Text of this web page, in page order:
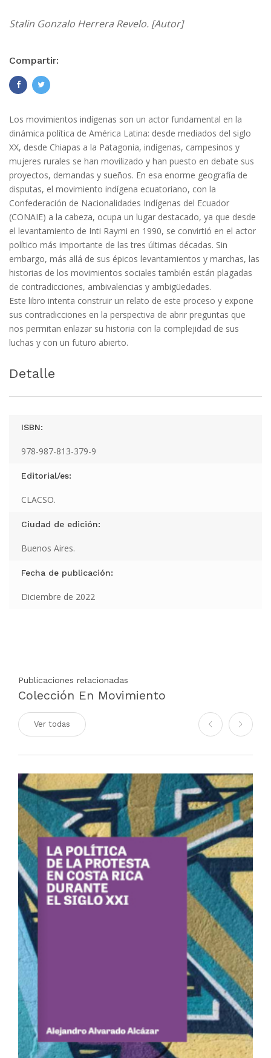
Stalin Gonzalo Herrera Revelo. [Autor]
Compartir:
Los movimientos indígenas son un actor fundamental en la
dinámica política de América Latina: desde mediados del siglo
XX, desde Chiapas a la Patagonia, indígenas, campesinos y
mujeres rurales se han movilizado y han puesto en debate sus
proyectos, demandas y sueños. En esa enorme geografía de
disputas, el movimiento indígena ecuatoriano, con la
Confederación de Nacionalidades Indígenas del Ecuador
(CONAIE) a la cabeza, ocupa un lugar destacado, ya que desde
el levantamiento de Inti Raymi en 1990, se convirtió en el actor
político más importante de las tres últimas décadas. Sin
embargo, más allá de sus épicos levantamientos y marchas, las
historias de los movimientos sociales también están plagadas
de contradicciones, ambivalencias y ambigüedades.
Este libro intenta construir un relato de este proceso y expone
sus contradicciones en la perspectiva de abrir preguntas que
nos permitan enlazar su historia con la complejidad de sus
luchas y con un futuro abierto.
Detalle
ISBN:
978-987-813-379-9
Editorial/es:
CLACSO.
Ciudad de edición:
Buenos Aires.
Fecha de publicación:
Diciembre de 2022
Publicaciones relacionadas
Colección En Movimiento
Ver todas